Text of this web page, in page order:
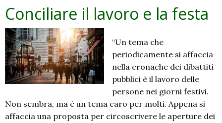
famiglia
non
c’è
lavoro”.
“I
lavori
possono
cambiare,
Conciliare il lavoro e la festa
“Un tema che
periodicamente si affaccia
nella cronache dei dibattiti
pubblici è il lavoro delle
persone nei giorni festivi.
Non sembra, ma è un tema caro per molti. Appena si
affaccia una proposta per circoscrivere le aperture dei